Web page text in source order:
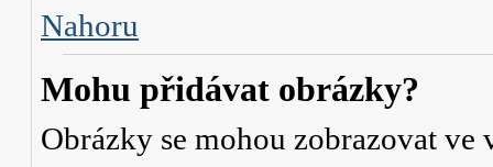
Nahoru
Mohu přidávat obrázky?
Obrázky se mohou zobrazovat